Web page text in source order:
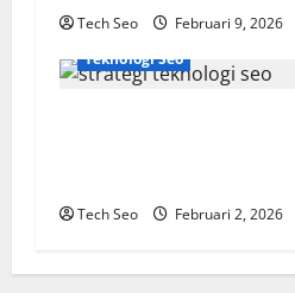
nTech Seo
Februari 9, 2026
Teknologi Seo
Tech Seo Februari 2, 2026